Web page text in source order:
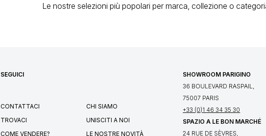
Le nostre selezioni più popolari per marca, collezione o
SEGUICI
CONTATTACI
TROVACI
COME VENDERE?
CHI SIAMO
UNISCITI A NOI
LE NOSTRE NOVITÀ
SHOWROOM PARIGINO
36 BOULEVARD RASPAIL,
75007 PARIS
+33 (0)1 46 34 35 30
SPAZIO A LE BON MARCHÉ
24 RUE DE SÈVRES,